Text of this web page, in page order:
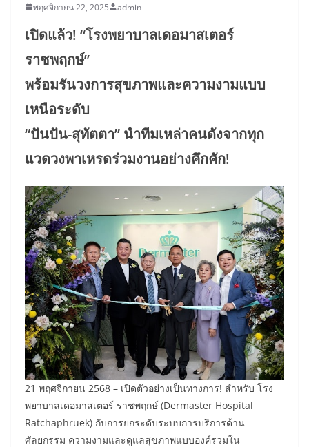
พฤศจิกายน 22, 2025 admin
เปิดแล้ว! “โรงพยาบาลเดอมาสเตอร์
ราชพฤกษ์”
พร้อมรันวงการสุขภาพและความงามแบบ
เหนือระดับ
“ปันปัน-สุทัตตา” นำทีมเหล่าคนดังจากทุก
แวดวงพาเหรดร่วมงานอย่างคึกคัก!
​21 พฤศจิกายน 2568 – เปิดตัวอย่างเป็นทางการ! สำหรับ โรง
พยาบาลเดอมาสเตอร์ ราชพฤกษ์ (Dermaster Hospital
Ratchaphruek) กับการยกระดับระบบการบริการด้าน
ศัลยกรรม ความงามและดูแลสุขภาพแบบองค์รวมใน